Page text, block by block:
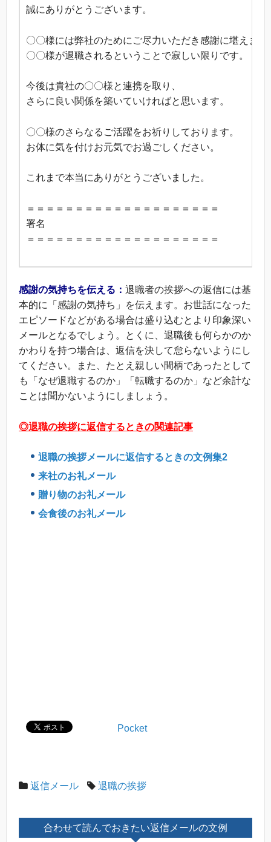
誠にありがとうございます。
〇〇様には弊社のためにご尽力いただき感謝に堪えませ
〇〇様が退職されるということで寂しい限りです。
今後は貴社の〇〇様と連携を取り、
さらに良い関係を築いていければと思います。
〇〇様のさらなるご活躍をお祈りしております。
お体に気を付けお元気でお過ごしください。
これまで本当にありがとうございました。
＝＝＝＝＝＝＝＝＝＝＝＝＝＝＝＝＝＝＝＝
署名
＝＝＝＝＝＝＝＝＝＝＝＝＝＝＝＝＝＝＝＝
感謝の気持ちを伝える： 退職者の挨拶への返信には基
本的に「感謝の気持ち」を伝えます。お世話になった
エピソードなどがある場合は盛り込むとより印象深い
メールとなるでしょう。とくに、退職後も何らかのか
かわりを持つ場合は、返信を決して怠らないようにし
てください。また、たとえ親しい間柄であったとして
も「なぜ退職するのか」「転職するのか」など余計な
ことは聞かないようにしましょう。
◎退職の挨拶に返信するときの関連記事
退職の挨拶メールに返信するときの文例集2
来社のお礼メール
贈り物のお礼メール
会食後のお礼メール
Pocket
返信メール 退職の挨拶
合わせて読んでおきたい返信メールの文例